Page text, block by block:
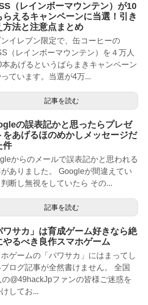
（レインボーマウンテン）が10
らえるキャンペーンに当選！引き
方法と注意点まとめ
イレブン限定で、缶コーヒーの
（レインボーマウンテン）を４万人
本あげるというばらまきキャンペーン
っています。当選が4万...
記事を読む
の誤表記かと思ったらプレゼ
をあげるほのめかしメッセージだ
件
からのメールで誤表記かと思われる
ありました。 Googleが間違えてい
判断し無視をしていたら その...
記事を読む
ワサカ」は育成ゲーム好きなら絶
やるべき良作スマホゲーム
ホゲームの「パワサカ」にはまってし
ブログ記事が全然書けません。 全国
の@49hackJpファンの皆様ご迷惑を
してお...